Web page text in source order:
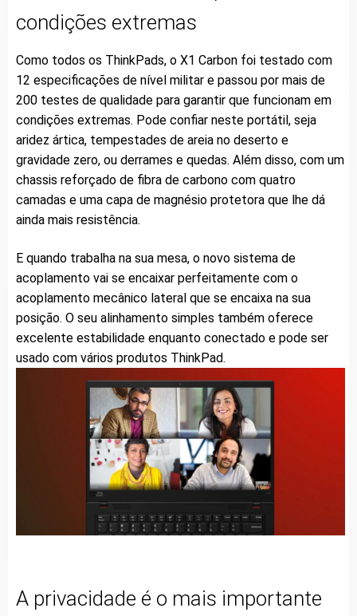
condições extremas
Como todos os ThinkPads, o X1 Carbon foi testado com
12 especificações de nível militar e passou por mais de
200 testes de qualidade para garantir que funcionam em
condições extremas. Pode confiar neste portátil, seja
aridez ártica, tempestades de areia no deserto e
gravidade zero, ou derrames e quedas. Além disso, com um
chassis reforçado de fibra de carbono com quatro
camadas e uma capa de magnésio protetora que lhe dá
ainda mais resistência.
E quando trabalha na sua mesa, o novo sistema de
acoplamento vai se encaixar perfeitamente com o
acoplamento mecânico lateral que se encaixa na sua
posição. O seu alinhamento simples também oferece
excelente estabilidade enquanto conectado e pode ser
usado com vários produtos ThinkPad.
A privacidade é o mais importante